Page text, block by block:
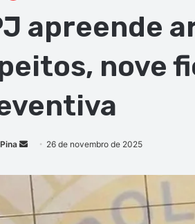
apreende
nove
Mande
e-
mail
26 de novembro de 2025